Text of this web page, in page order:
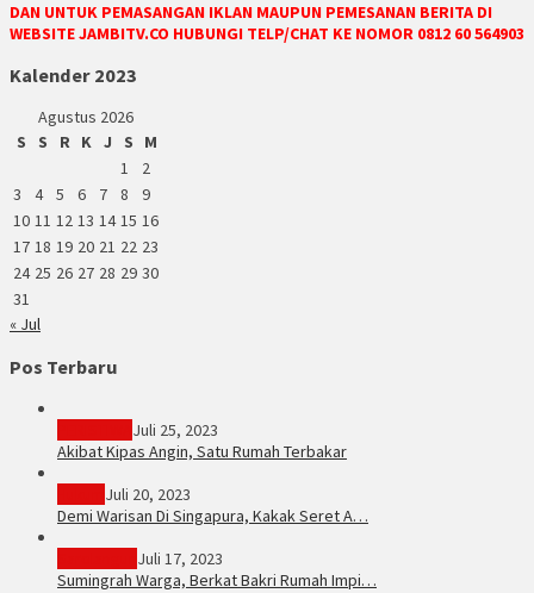
DAN UNTUK PEMASANGAN IKLAN MAUPUN PEMESANAN BERITA DI
WEBSITE JAMBITV.CO HUBUNGI TELP/CHAT KE NOMOR 0812 60 564903
Kalender 2023
Agustus 2026
S
S R K J S
M
1
2
3
4 5 6 7 8
9
10 11 12 13 14 15 16
17 18 19 20 21 22 23
24 25 26 27 28 29 30
31
« Jul
Pos Terbaru
Juli 25, 2023
Akibat Kipas Angin, Satu Rumah Terbakar
Juli 20, 2023
Demi Warisan Di Singapura, Kakak Seret A…
Juli 17, 2023
Sumingrah Warga, Berkat Bakri Rumah Impi…